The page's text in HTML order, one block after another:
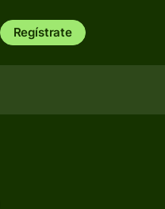
Regístrate